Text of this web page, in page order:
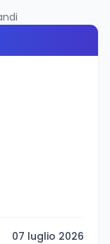
07 luglio 2026